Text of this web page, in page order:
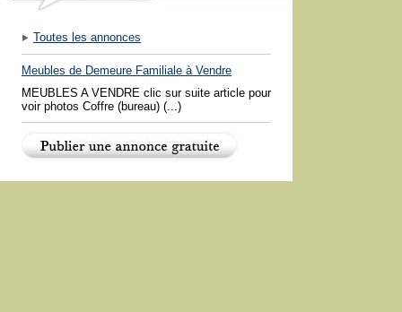
Toutes les annonces
Meubles de Demeure Familiale à Vendre
MEUBLES A VENDRE clic sur suite article pour
voir photos Coffre (bureau) (...)